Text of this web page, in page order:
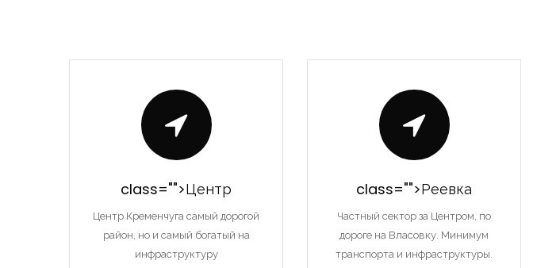
class="">Центр
Центр Кременчуга самый дорогой
район, но и самый богатый на
инфраструктуру
class="">Реевка
Частный сектор за Центром, по
дороге на Власовку. Минимум
транспорта и инфраструктуры.